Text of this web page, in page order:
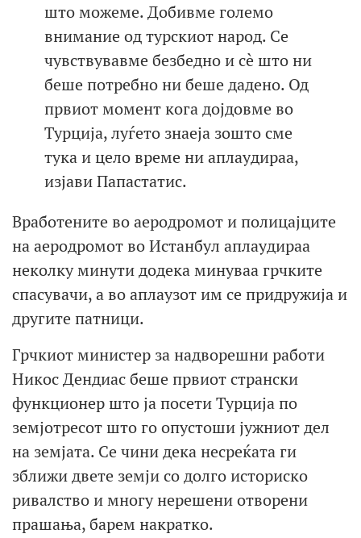
што можеме. Добивме големо
внимание од турскиот народ. Се
чувствувавме безбедно и сè што ни
беше потребно ни беше дадено. Од
првиот момент кога дојдовме во
Турција, луѓето знаеја зошто сме
тука и цело време ни аплаудираа,
изјави Папастатис.
Вработените во аеродромот и полицајците
на аеродромот во Истанбул аплаудираа
неколку минути додека минуваа грчките
спасувачи, а во аплаузот им се придружија и
другите патници.
Грчкиот министер за надворешни работи
Никос Дендиас беше првиот странски
функционер што ја посети Турција по
земјотресот што го опустоши јужниот дел
на земјата. Се чини дека несреќата ги
зближи двете земји со долго историско
ривалство и многу нерешени отворени
прашања, барем накратко.